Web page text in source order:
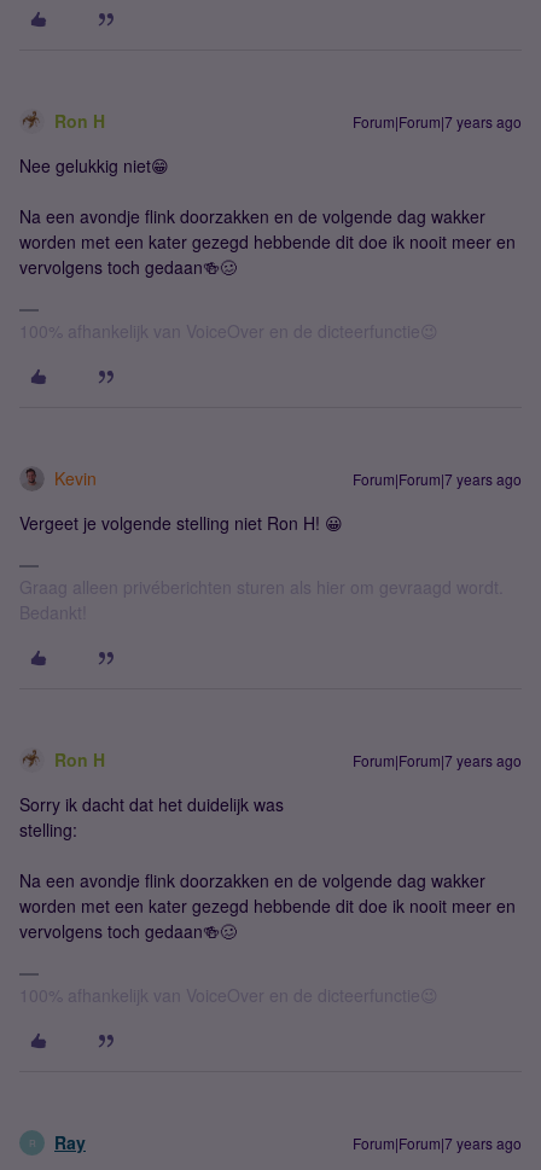
Ron H Forum|Forum|7 years ago
Nee gelukkig niet😁
Na een avondje flink doorzakken en de volgende dag wakker
worden met een kater gezegd hebbende dit doe ik nooit meer en
vervolgens toch gedaan🍻🥴
100% afhankelijk van VoiceOver en de dicteerfunctie😉
Kevin Forum|Forum|7 years ago
Vergeet je volgende stelling niet Ron H! 😀
Graag alleen privéberichten sturen als hier om gevraagd wordt.
Bedankt!
Ron H Forum|Forum|7 years ago
Sorry ik dacht dat het duidelijk was
stelling:
Na een avondje flink doorzakken en de volgende dag wakker
worden met een kater gezegd hebbende dit doe ik nooit meer en
vervolgens toch gedaan🍻🥴
100% afhankelijk van VoiceOver en de dicteerfunctie😉
R Ray Forum|Forum|7 years ago